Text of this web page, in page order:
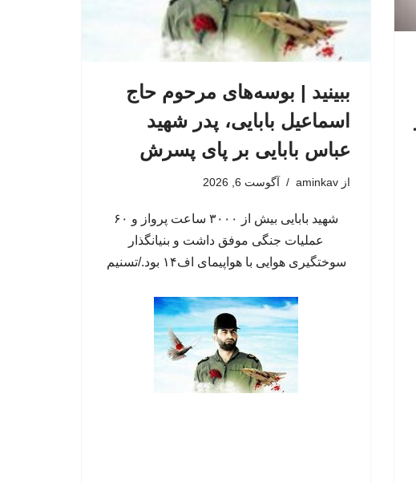
ببینید | بوسه‌های مرحوم حاج
اسماعیل بابایی، پدر شهید
عباس بابایی بر پای پسرش
از aminkav آگوست 6, 2026
شهید بابایی بیش از ۳۰۰۰ ساعت پرواز و ۶۰
عملیات جنگی موفق داشت و بنیانگذار
سوختگیری هوایی با هواپیمای اف۱۴ بود./تسنیم